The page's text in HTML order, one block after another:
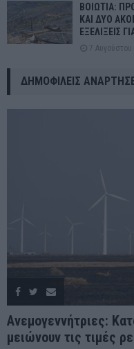
ΒΟΙΩΤΙΑ:
ΚΑΙ ΔΥΟ
ΕΞΕΛΙΞΕΙΣ
7 Αυγούστου
ΔΗΜΟΦΙΛΕΊΣ
Ανεμογεννήτριες:
μειώνουν τις τιμές